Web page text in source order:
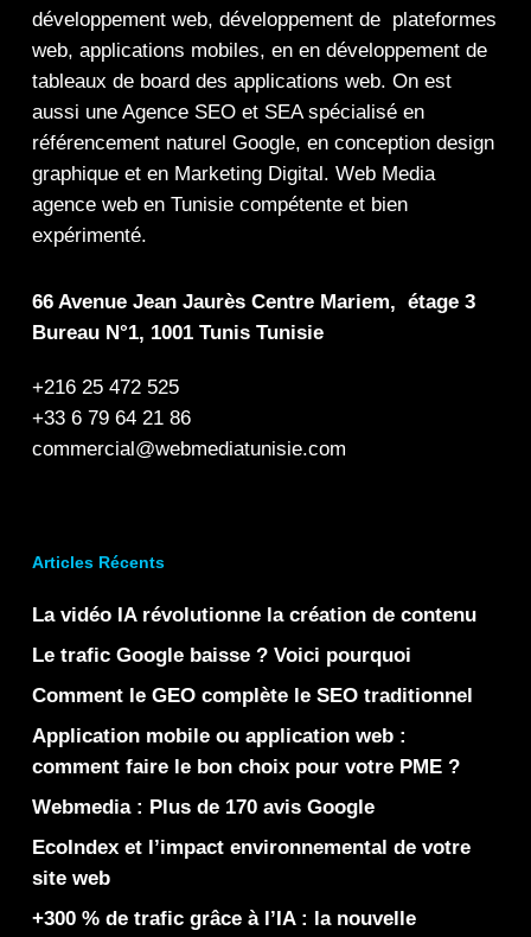
développement web, développement de plateformes
web, applications mobiles, en en développement de
tableaux de boarddes applications web. On est
aussi une Agence SEOet SEAspécialisé en
référencement naturel Google, en conception design
graphiqueet en Marketing Digital. Web Media
agence web en Tunisie compétente et bien
expérimenté.
66 Avenue Jean Jaurès Centre Mariem, étage 3
Bureau N°1, 1001 Tunis Tunisie
+216 25 472 525
+33 6 79 64 21 86
commercial@webmediatunisie.com
Articles Récents
La vidéo IA révolutionne la création de contenu
Le trafic Google baisse ? Voici pourquoi
Comment le GEO complète le SEO traditionnel
Application mobile ou application web :
comment faire le bon choix pour votre PME ?
Webmedia : Plus de 170 avis Google
EcoIndex et l’impact environnemental de votre
site web
+300 % de trafic grâce à l’IA : la nouvelle